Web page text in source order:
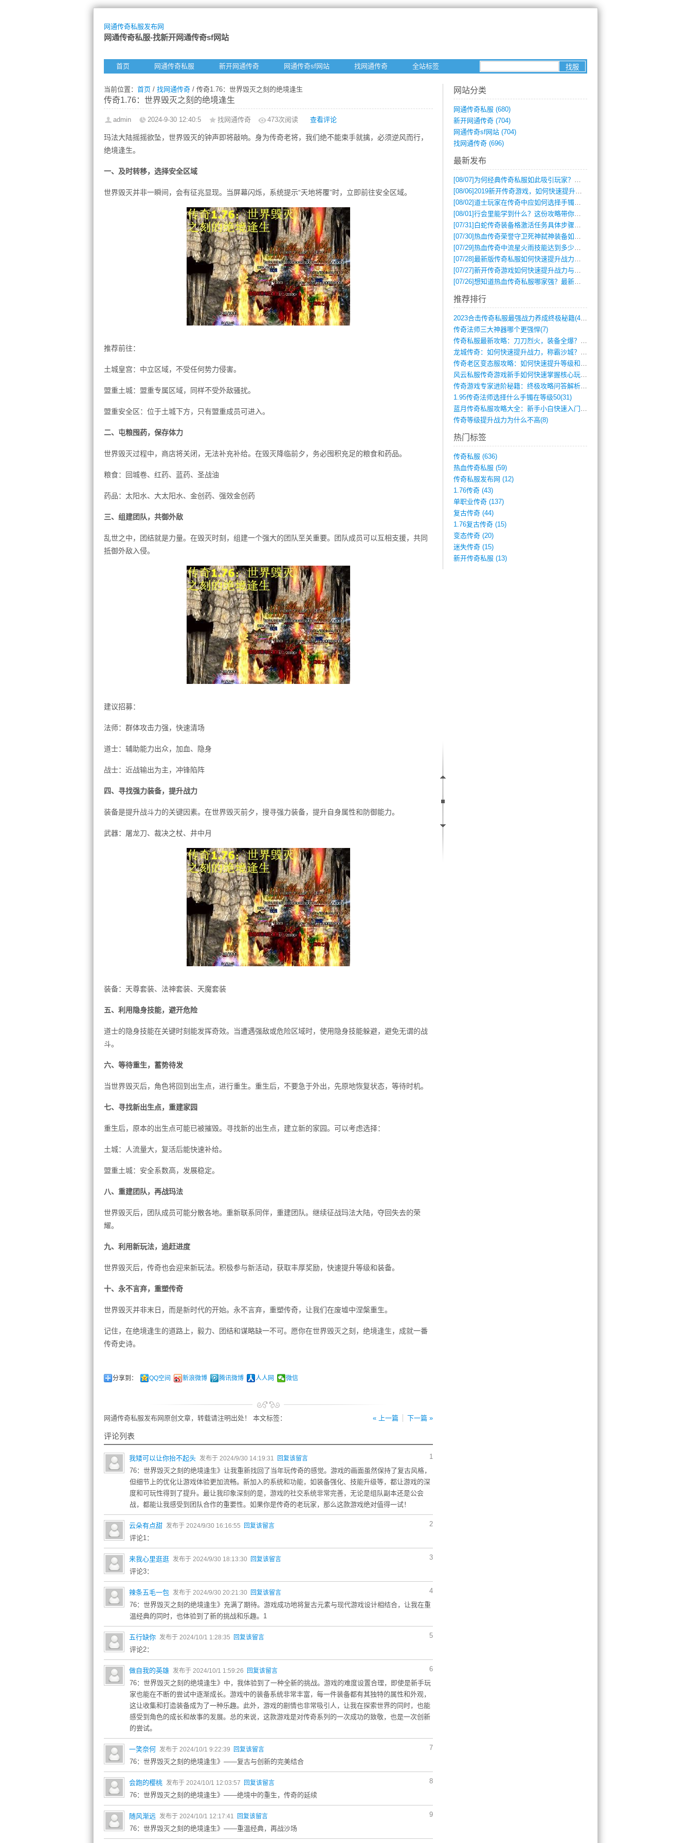
网通传奇私服发布网
网通传奇私服-找新开网通传奇sf网站
首页 网通传奇私服 新开网通传奇 网通传奇sf网站 找网通传奇 全站标签
当前位置： 首页 / 找网通传奇 / 传奇1.76：世界毁灭之刻的绝境逢生
传奇1.76：世界毁灭之刻的绝境逢生
admin 2024-9-30 12:40:5 找网通传奇 473次阅读 查看评论
玛法大陆摇摇欲坠，世界毁灭的钟声即将敲响。身为传奇老将，我们绝不能束手就擒，必须逆风而行，
绝境逢生。
一、及时转移，选择安全区域
世界毁灭并非一瞬间，会有征兆显现。当屏幕闪烁，系统提示“天地将覆”时，立即前往安全区域。
推荐前往：
土城皇宫：中立区域，不受任何势力侵害。
盟重土城：盟重专属区域，同样不受外敌骚扰。
盟重安全区：位于土城下方，只有盟重成员可进入。
二、屯粮囤药，保存体力
世界毁灭过程中，商店将关闭，无法补充补给。在毁灭降临前夕，务必囤积充足的粮食和药品。
粮食：回城卷、红药、蓝药、圣战油
药品：太阳水、大太阳水、金创药、强效金创药
三、组建团队，共御外敌
乱世之中，团结就是力量。在毁灭时刻，组建一个强大的团队至关重要。团队成员可以互相支援，共同
抵御外敌入侵。
建议招募：
法师：群体攻击力强，快速清场
道士：辅助能力出众，加血、隐身
战士：近战输出为主，冲锋陷阵
四、寻找强力装备，提升战力
装备是提升战斗力的关键因素。在世界毁灭前夕，搜寻强力装备，提升自身属性和防御能力。
武器：屠龙刀、裁决之杖、井中月
装备：天尊套装、法神套装、天魔套装
五、利用隐身技能，避开危险
道士的隐身技能在关键时刻能发挥奇效。当遭遇强敌或危险区域时，使用隐身技能躲避，避免无谓的战
斗。
六、等待重生，蓄势待发
当世界毁灭后，角色将回到出生点，进行重生。重生后，不要急于外出，先原地恢复状态，等待时机。
七、寻找新出生点，重建家园
重生后，原本的出生点可能已被摧毁。寻找新的出生点，建立新的家园。可以考虑选择：
土城：人流量大，复活后能快速补给。
盟重土城：安全系数高，发展稳定。
八、重建团队，再战玛法
世界毁灭后，团队成员可能分散各地。重新联系同伴，重建团队。继续征战玛法大陆，夺回失去的荣
耀。
九、利用新玩法，追赶进度
世界毁灭后，传奇也会迎来新玩法。积极参与新活动，获取丰厚奖励，快速提升等级和装备。
十、永不言弃，重塑传奇
世界毁灭并非末日，而是新时代的开始。永不言弃，重塑传奇，让我们在废墟中涅槃重生。
记住，在绝境逢生的道路上，毅力、团结和谋略缺一不可。愿你在世界毁灭之刻，绝境逢生，成就一番
传奇史诗。
分享到： QQ空间 新浪微博 腾讯微博 人人网 微信
« 上一篇 下一篇 »
网通传奇私服发布网原创文章，转载请注明出处！ 本文标签：
评论列表
1
我矮可以让你抬不起头 发布于 2024/9/30 14:19:31 回复该留言
76：世界毁灭之刻的绝境逢生》让我重新找回了当年玩传奇的感觉。游戏的画面虽然保持了复古风格，
但细节上的优化让游戏体验更加流畅。新加入的系统和功能，如装备强化、技能升级等，都让游戏的深
度和可玩性得到了提升。最让我印象深刻的是，游戏的社交系统非常完善，无论是组队副本还是公会
战，都能让我感受到团队合作的重要性。如果你是传奇的老玩家，那么这款游戏绝对值得一试！
2
云朵有点甜 发布于 2024/9/30 16:16:55 回复该留言
评论1：
3
来我心里逛逛 发布于 2024/9/30 18:13:30 回复该留言
评论3：
4
辣条五毛一包 发布于 2024/9/30 20:21:30 回复该留言
76：世界毁灭之刻的绝境逢生》充满了期待。游戏成功地将复古元素与现代游戏设计相结合，让我在重
温经典的同时，也体验到了新的挑战和乐趣。1
5
五行缺你 发布于 2024/10/1 1:28:35 回复该留言
评论2：
6
做自我的英雄 发布于 2024/10/1 1:59:26 回复该留言
76：世界毁灭之刻的绝境逢生》中，我体验到了一种全新的挑战。游戏的难度设置合理，即使是新手玩
家也能在不断的尝试中逐渐成长。游戏中的装备系统非常丰富，每一件装备都有其独特的属性和外观，
这让收集和打造装备成为了一种乐趣。此外，游戏的剧情也非常吸引人，让我在探索世界的同时，也能
感受到角色的成长和故事的发展。总的来说，这款游戏是对传奇系列的一次成功的致敬，也是一次创新
的尝试。
7
一笑奈何 发布于 2024/10/1 9:22:39 回复该留言
76：世界毁灭之刻的绝境逢生》——复古与创新的完美结合
8
会跑的樱桃 发布于 2024/10/1 12:03:57 回复该留言
76：世界毁灭之刻的绝境逢生》——绝境中的重生，传奇的延续
9
随风渐远 发布于 2024/10/1 12:17:41 回复该留言
76：世界毁灭之刻的绝境逢生》——重温经典，再战沙场
网站分类
网通传奇私服 (680)
新开网通传奇 (704)
网通传奇sf网站 (704)
找网通传奇 (696)
最新发布
[08/07] 为何经典传奇私服如此吸引玩家？深度攻略解析
[08/06]2019新开传奇游戏，如何快速提升角色等级？
[08/02]道士玩家在传奇中应如何选择手镯装备？
[08/01]行会里能学到什么？这份攻略带你全掌握
[07/31] 白蛇传奇装备格激活任务具体步骤是什么？如何完成？
[07/30]热血传奇荣誉守卫死神弑神装备如何获取与佩戴攻略？
[07/29]热血传奇中流星火雨技能达到多少级可以开始练装备？
[07/28]最新版传奇私服如何快速提升战力与获取稀有装备？
[07/27]新开传奇游戏如何快速提升战力与获取稀有装备？
[07/26]想知道热血传奇私服哪家强？最新排行榜攻略全解析
推荐排行
2023合击传奇私服最强战力养成终极秘籍(428)
传奇法师三大神器哪个更强悍(7)
传奇私服最新攻略：刀刀烈火，装备全爆？攻(813)
龙城传奇：如何快速提升战力，称霸沙城？(802)
传奇老区变态服攻略：如何快速提升等级和战(379)
风云私服传奇游戏新手如何快速掌握核心玩法(616)
传奇游戏专家进阶秘籍：终极攻略问答解析(848)
1.95传奇法师选择什么手镯在等级50(31)
蓝月传奇私服攻略大全：新手小白快速入门指(386)
传奇等级提升战力为什么不高(8)
热门标签
传奇私服 (636)
热血传奇私服 (59)
传奇私服发布网 (12)
1.76传奇 (43)
单职业传奇 (137)
复古传奇 (44)
1.76复古传奇 (15)
变态传奇 (20)
迷失传奇 (15)
新开传奇私服 (13)